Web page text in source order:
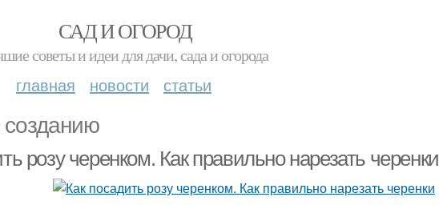
САД И ОГОРОД
советы и идеи для дачи, сада и огорода
главная новости статьи
розу черенком. Как правильно нарезать черенки